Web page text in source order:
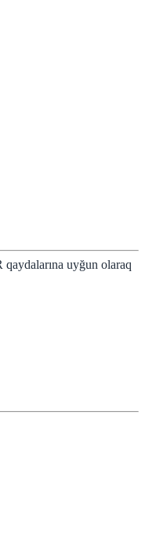
uyğun olaraq